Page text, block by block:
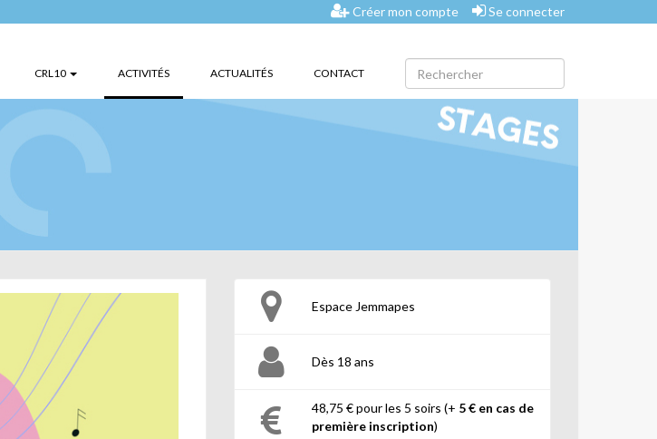
Créer mon compte Se connecter
CRL10 ACTIVITÉS(CURRENT)ACTUALITÉS CONTACT
Espace Jemmapes
Dès 18 ans
48,75 € pour les 5 soirs (+ 5 € en cas de
première inscription)